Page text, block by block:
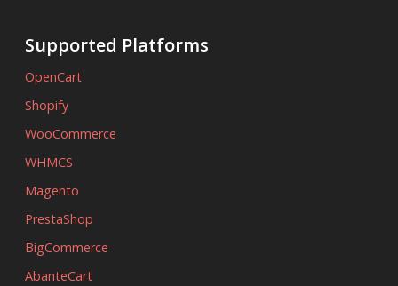
Supported Platforms
OpenCart
Shopify
WooCommerce
WHMCS
Magento
PrestaShop
BigCommerce
AbanteCart